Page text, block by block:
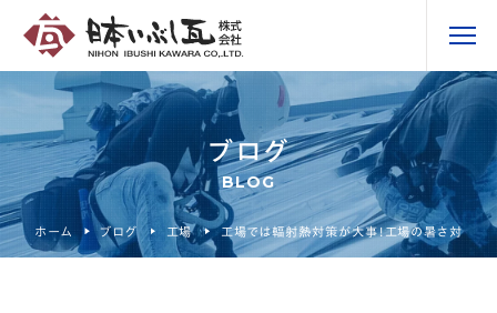
ブログ
BLOG
ホーム ブログ 工場 工場では輻射熱対策が大事！工場の暑さ対策に